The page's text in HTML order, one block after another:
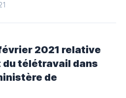
2021 relative
télétravail dans
de